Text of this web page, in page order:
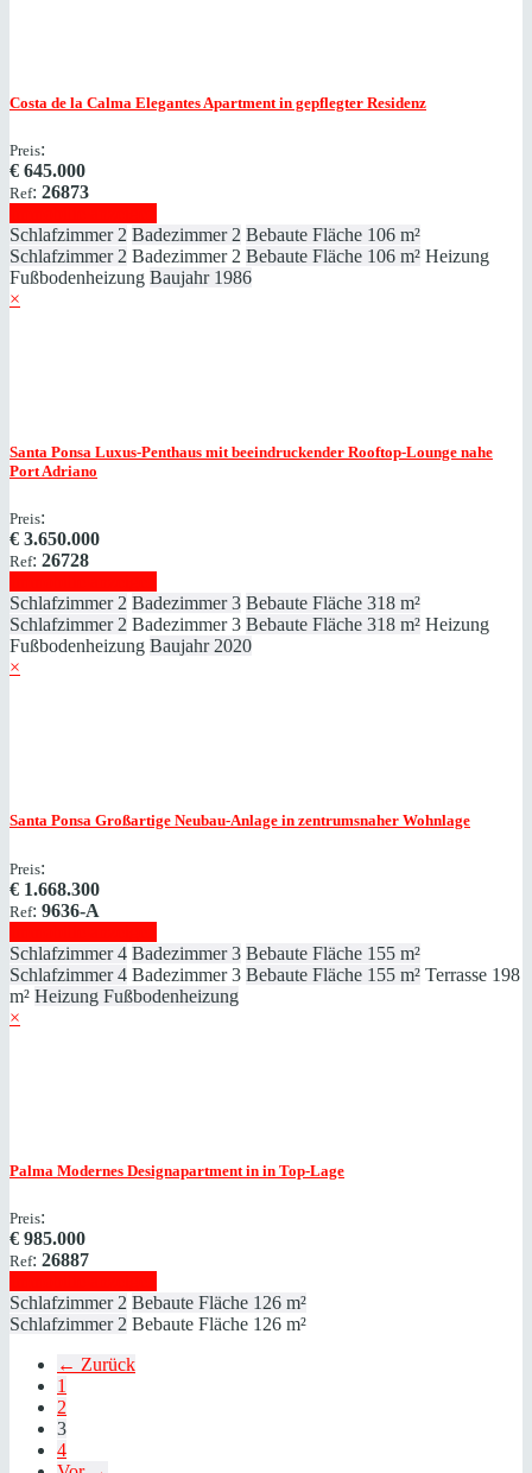
Costa de la Calma Elegantes Apartment in gepflegter Residenz
Preis:
€ 645.000
Ref: 26873
Schlafzimmer 2 Badezimmer 2 Bebaute Fläche 106 m²
Schlafzimmer 2 Badezimmer 2 Bebaute Fläche 106 m² Heizung
Fußbodenheizung Baujahr 1986
×
Santa Ponsa Luxus-Penthaus mit beeindruckender Rooftop-Lounge nahe
Port Adriano
Preis:
€ 3.650.000
Ref: 26728
Schlafzimmer 2 Badezimmer 3 Bebaute Fläche 318 m²
Schlafzimmer 2 Badezimmer 3 Bebaute Fläche 318 m² Heizung
Fußbodenheizung Baujahr 2020
×
Santa Ponsa Großartige Neubau-Anlage in zentrumsnaher Wohnlage
Preis:
€ 1.668.300
Ref: 9636-A
Schlafzimmer 4 Badezimmer 3 Bebaute Fläche 155 m²
Schlafzimmer 4 Badezimmer 3 Bebaute Fläche 155 m² Terrasse 198
m² Heizung Fußbodenheizung
×
Palma Modernes Designapartment in in Top-Lage
Preis:
€ 985.000
Ref: 26887
Schlafzimmer 2 Bebaute Fläche 126 m²
Schlafzimmer 2 Bebaute Fläche 126 m²
← Zurück
1
2
3
4